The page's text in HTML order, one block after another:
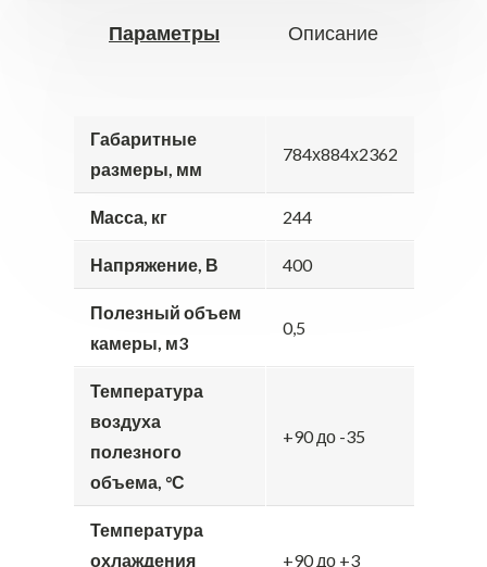
Параметры Описание
Габаритные
размеры, мм
784х884х2362
Масса, кг 244
Напряжение, В 400
Полезный объем
камеры, м3
0,5
Температура
воздуха
полезного
объема, °С
+90 до -35
Температура
охлаждения
+90 до +3